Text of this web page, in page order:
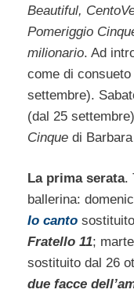
Beautiful,
Pomeriggio
milionario. Ad
come di consueto
settembre).
(dal 25
Cinque di
La prima serata.
ballerina:
Io canto
Fratello 11;
sostituito dal 26
due facce